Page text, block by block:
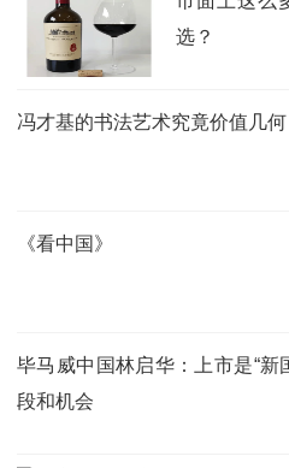
选？
冯才基的书法艺术究竟价值几何
《看中国》
毕马威中国林启华：上市是“新
段和机会